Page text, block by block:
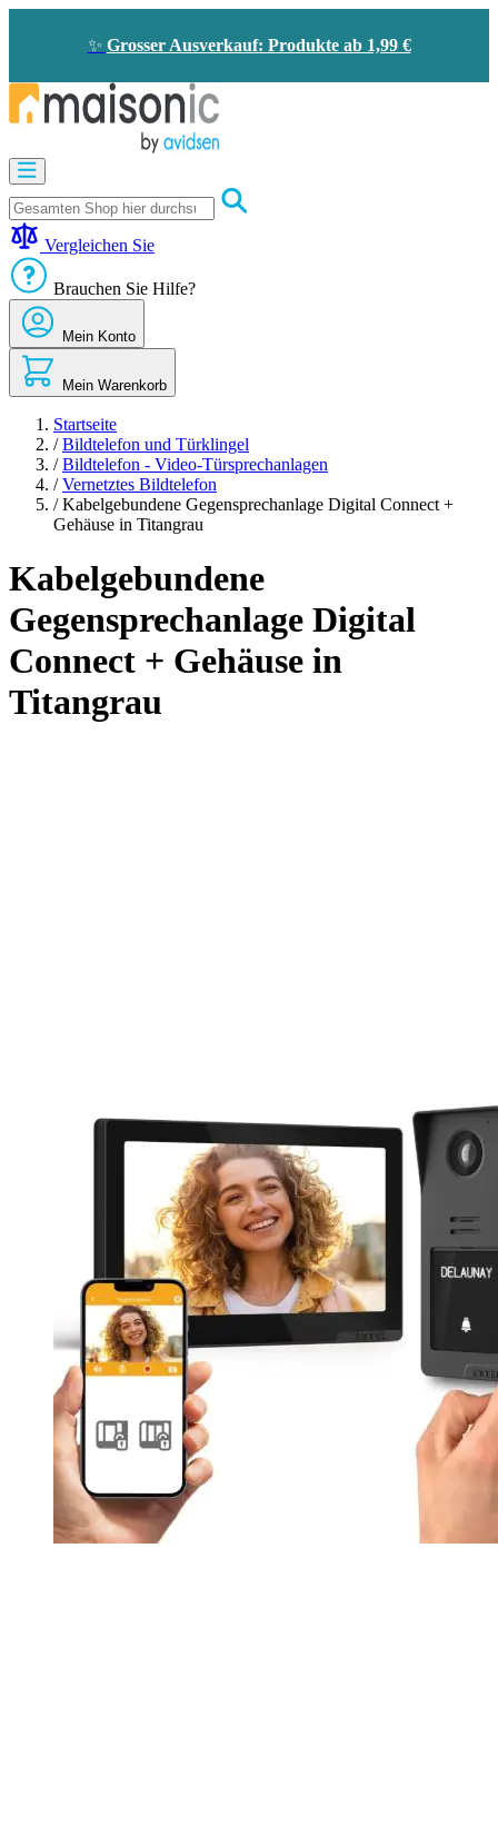
✨ Grosser Ausverkauf: Produkte ab 1,99 €
Bildtelefon
und
Türklingel
-
Energieeinsparung
Sicherheit
Komfort
im
Haus
Angebote
Vergleichen Sie
Brauchen Sie Hilfe?
Mein Konto
Mein Warenkorb
Startseite
/ Bildtelefon und Türklingel
/ Bildtelefon - Video-Türsprechanlagen
/ Vernetztes Bildtelefon
/ Kabelgebundene Gegensprechanlage Digital Connect +
Gehäuse in Titangrau
Kabelgebundene
Gegensprechanlage Digital
Connect + Gehäuse in
Titangrau